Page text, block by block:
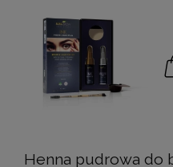
Henna pudrowa do